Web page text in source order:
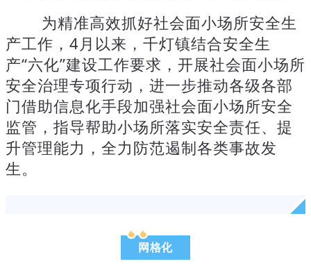
为精准高效抓好社会面小场所安全生
产工作，4月以来，千灯镇结合安全生
产“六化”建设工作要求，开展社会面小场所
安全治理专项行动，进一步推动各级各部
门借助信息化手段加强社会面小场所安全
监管，指导帮助小场所落实安全责任、提
升管理能力，全力防范遏制各类事故发
生。
网格化